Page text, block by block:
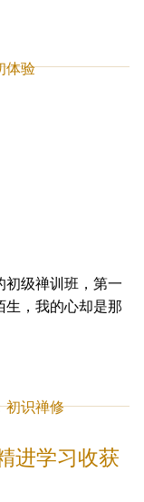
体验
初级禅训班，第一
生，我的心却是那
识禅修
进学习收获